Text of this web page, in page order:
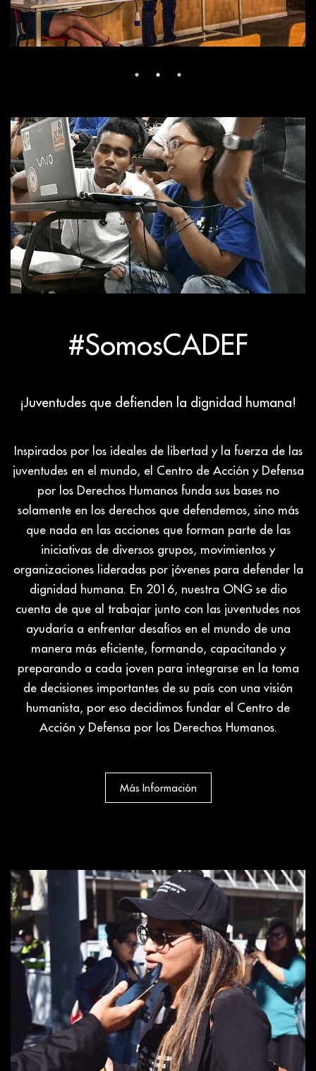
#SomosCADEF
¡Juventudes que defienden la dignidad humana!
Inspirados por los ideales de libertad y la fuerza de las
juventudes en el mundo, el Centro de Acción y Defensa
por los Derechos Humanos funda sus bases no
solamente en los derechos que defendemos, sino más
que nada en las acciones que forman parte de las
iniciativas de diversos grupos, movimientos y
organizaciones lideradas por jóvenes para defender la
dignidad humana. En 2016, nuestra ONG se dio
cuenta de que al trabajar junto con las juventudes nos
ayudaría a enfrentar desafíos en el mundo de una
manera más eficiente, formando, capacitando y
preparando a cada joven para integrarse en la toma
de decisiones importantes de su país con una visión
humanista, por eso decidimos fundar el Centro de
Acción y Defensa por los Derechos Humanos.
Más Información